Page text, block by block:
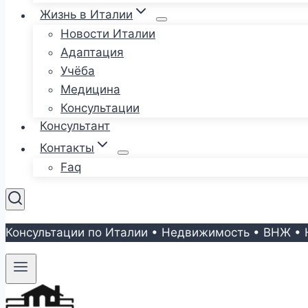
Жизнь в Италии
Новости Италии
Адаптация
Учёба
Медицина
Консультации
Консультант
Контакты
Faq
Консультации по Италии • Недвижимость • ВНЖ •